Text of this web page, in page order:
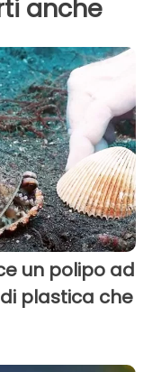
anche
un polipo ad
plastica che